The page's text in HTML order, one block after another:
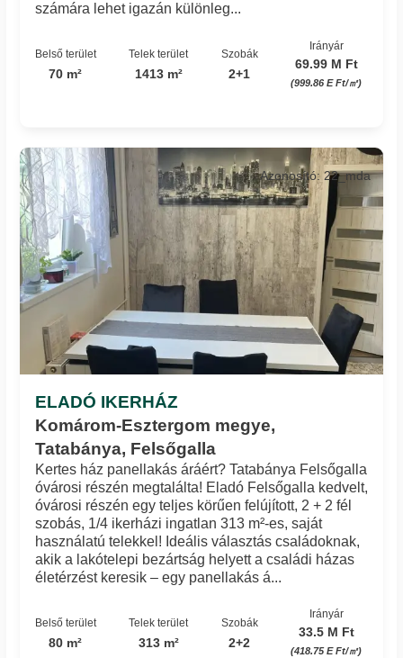
számára lehet igazán különleg...
Belső terület
70 m²
Telek terület
1413 m²
Szobák
2+1
Irányár
69.99 M Ft
(999.86 E Ft/㎡)
ELADÓ IKERHÁZ
Komárom-Esztergom megye,
Tatabánya, Felsőgalla
Azonosító: 22_mda
Kertes ház panellakás áráért? Tatabánya Felsőgalla
óvárosi részén megtalálta! Eladó Felsőgalla kedvelt,
óvárosi részén egy teljes körűen felújított, 2 + 2 fél
szobás, 1/4 ikerházi ingatlan 313 m²-es, saját
használatú telekkel! Ideális választás családoknak,
akik a lakótelepi bezártság helyett a családi házas
életérzést keresik – egy panellakás á...
Belső terület
80 m²
Telek terület
313 m²
Szobák
2+2
Irányár
33.5 M Ft
(418.75 E Ft/㎡)